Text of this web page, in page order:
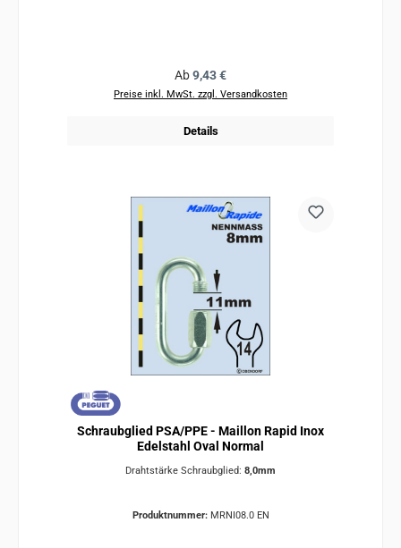
Regulärer Preis:
Ab9,43 €
Preise inkl. MwSt. zzgl. Versandkosten
Details
Schraubglied PSA/PPE - Maillon Rapid Inox
Edelstahl Oval Normal
Drahtstärke Schraubglied: 8,0mm
Produktnummer: MRNI08.0 EN